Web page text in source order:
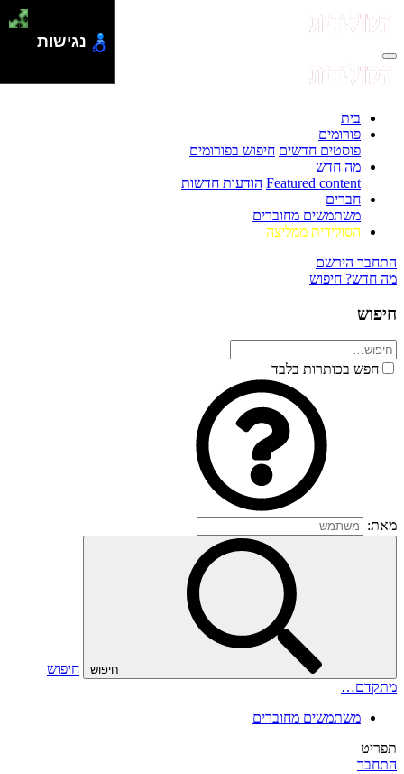
בית
פורומים
פוסטים חדשים חיפוש בפורומים
מה חדש
Featured content הודעות חדשות
חברים
משתמשים מחוברים
הסולידית ממליצה
התחבר הירשם
מה חדש? חיפוש
חיפוש
חפש בכותרות בלבד
מאת:
חיפוש
חיפוש
מתקדם…
משתמשים מחוברים
תפריט
התחבר
נגישות